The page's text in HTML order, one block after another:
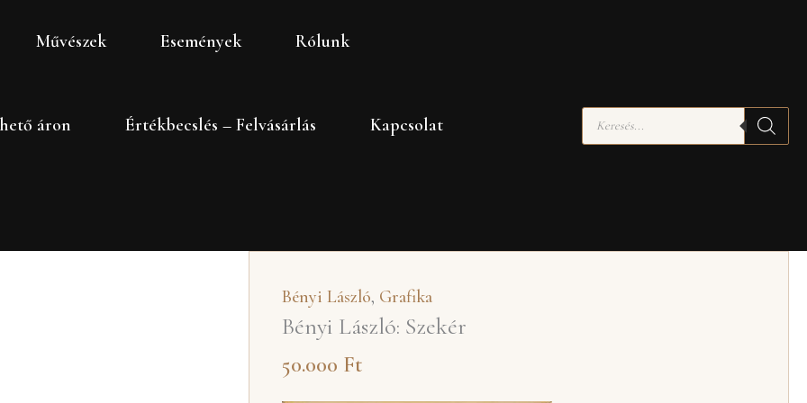
Művészek Események Rólunk
áron Értékbecslés – Felvásárlás Kapcsolat
Products
search
Bényi László, Grafika
Bényi László: Szekér
50.000 Ft
László: